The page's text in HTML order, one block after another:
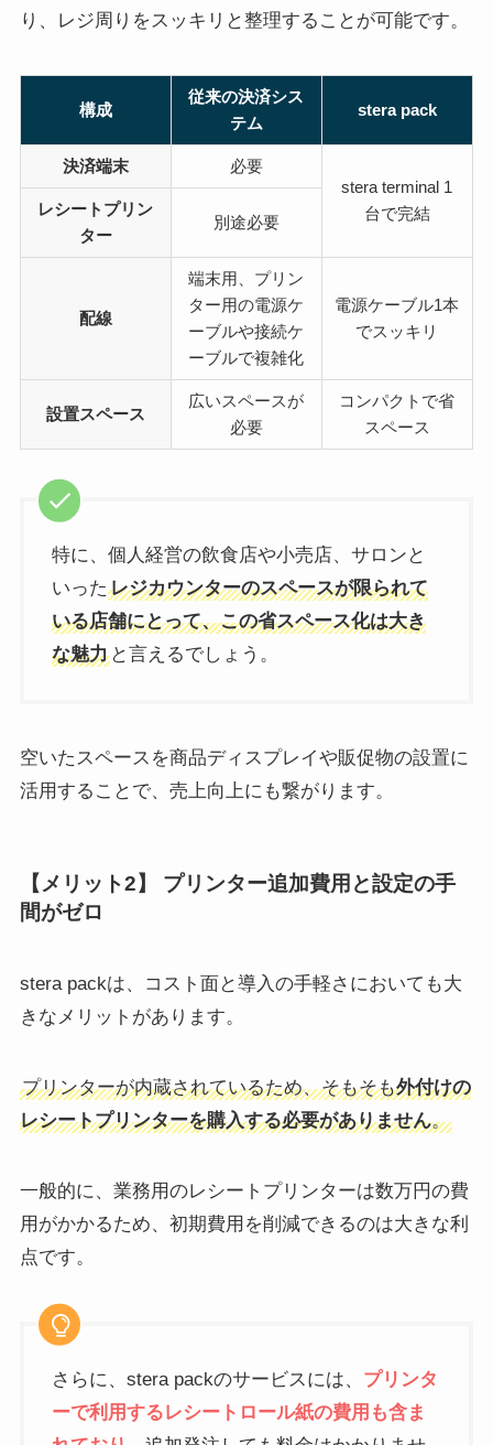
り、レジ周りをスッキリと整理することが可能です。
構成
従来の決済シス
テム
stera pack
決済端末
必要
stera terminal 1
台で完結
レシートプリン
ター
別途必要
配線
端末用、プリン
ター用の電源ケ
ーブルや接続ケ
ーブルで複雑化
電源ケーブル1本
でスッキリ
設置スペース
広いスペースが
必要
コンパクトで省
スペース
特に、個人経営の飲食店や小売店、サロンと
いったレジカウンターのスペースが限られて
いる店舗にとって、この省スペース化は大き
な魅力 と言えるでしょう。
空いたスペースを商品ディスプレイや販促物の設置に
活用することで、売上向上にも繋がります。
【メリット2】 プリンター追加費用と設定の手
間がゼロ
stera packは、コスト面と導入の手軽さにおいても大
きなメリットがあります。
プリンターが内蔵されているため、そもそも外付けの
レシートプリンターを購入する必要がありません。
一般的に、業務用のレシートプリンターは数万円の費
用がかかるため、初期費用を削減できるのは大きな利
点です。
さらに、stera packのサービスには、 プリンタ
ーで利用するレシートロール紙の費用も含ま